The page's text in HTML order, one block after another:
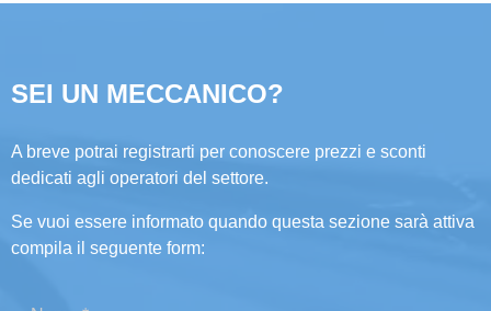
SEI UN MECCANICO?
A breve potrai registrarti per conoscere prezzi e sconti
dedicati agli operatori del settore.
Se vuoi essere informato quando questa sezione sarà attiva
compila il seguente form: